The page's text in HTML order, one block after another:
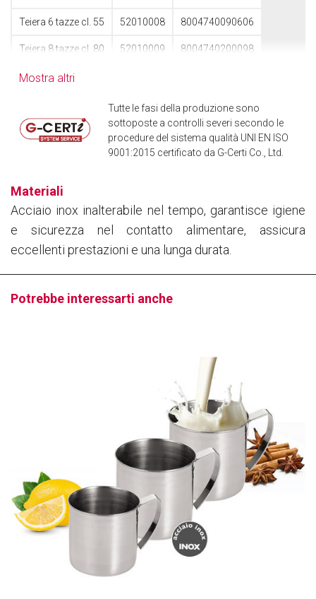
Teiera 6 tazze cl. 55 52010008 8004740090606
Teiera 8 tazze cl. 80 52010009 8004740200098
Mostra altri
Tutte le fasi della produzione sono
sottoposte a controlli severi secondo le
procedure del sistema qualità UNI EN ISO
9001:2015 certificato da G-Certi Co., Ltd.
Materiali
Acciaio inox inalterabile nel tempo, garantisce igiene
e sicurezza nel contatto alimentare, assicura
eccellenti prestazioni e una lunga durata.
Potrebbe interessarti anche